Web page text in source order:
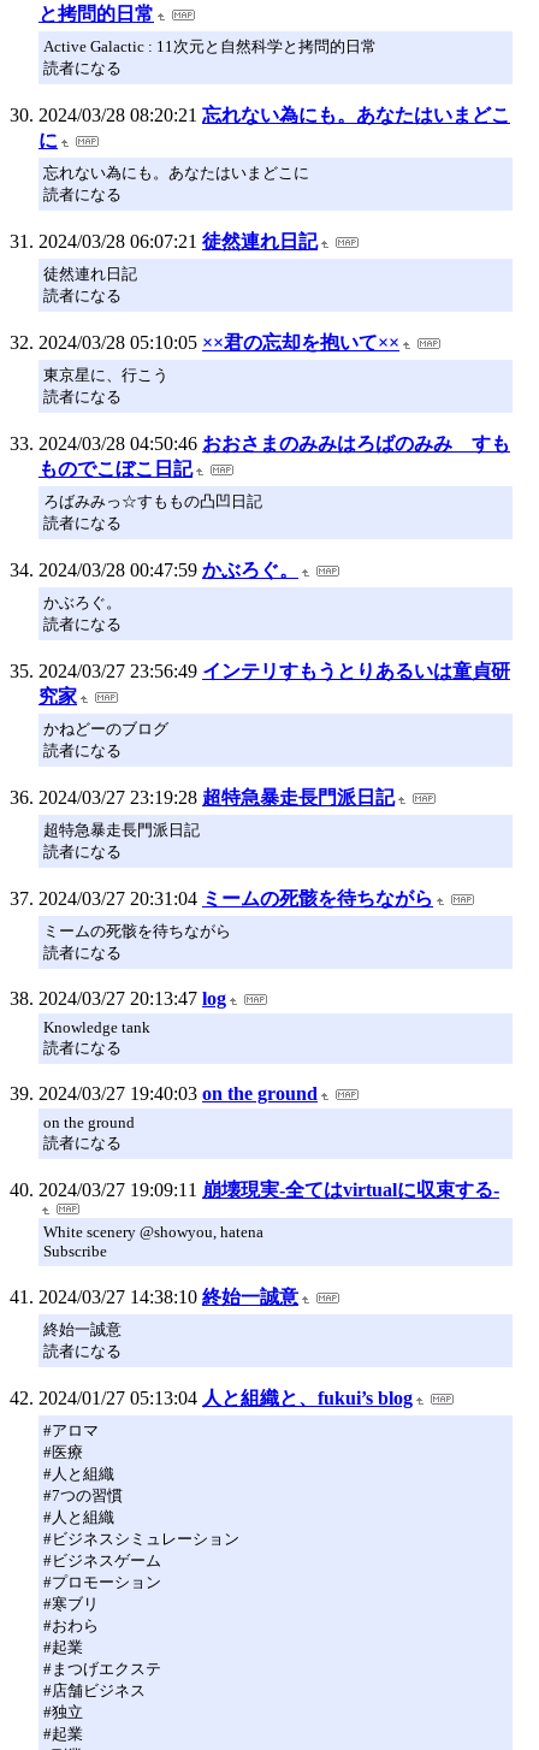
と拷問的日常
Active Galactic : 11次元と自然科学と拷問的日常
読者になる
2024/03/28 08:20:21 忘れない為にも。あなたはいまどこ
に
忘れない為にも。あなたはいまどこに
読者になる
2024/03/28 06:07:21 徒然連れ日記
徒然連れ日記
読者になる
2024/03/28 05:10:05 ××君の忘却を抱いて××
東京星に、行こう
読者になる
2024/03/28 04:50:46 おおさまのみみはろばのみみ すも
ものでこぼこ日記
ろばみみっ☆すももの凸凹日記
読者になる
2024/03/28 00:47:59 かぶろぐ。
かぶろぐ。
読者になる
2024/03/27 23:56:49 インテリすもうとりあるいは童貞研
究家
かねどーのブログ
読者になる
2024/03/27 23:19:28 超特急暴走長門派日記
超特急暴走長門派日記
読者になる
2024/03/27 20:31:04 ミームの死骸を待ちながら
ミームの死骸を待ちながら
読者になる
2024/03/27 20:13:47 log
Knowledge tank
読者になる
2024/03/27 19:40:03 on the ground
on the ground
読者になる
2024/03/27 19:09:11 崩壊現実-全てはvirtualに収束する-
White scenery @showyou, hatena
Subscribe
2024/03/27 14:38:10 終始一誠意
終始一誠意
読者になる
2024/01/27 05:13:04 人と組織と、fukui’s blog
#アロマ
#医療
#人と組織
#7つの習慣
#人と組織
#ビジネスシミュレーション
#ビジネスゲーム
#プロモーション
#寒ブリ
#おわら
#起業
#まつげエクステ
#店舗ビジネス
#独立
#起業